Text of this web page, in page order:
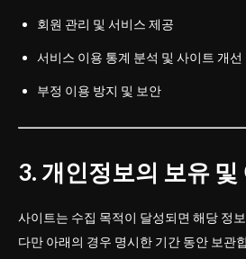
회원 관리 및 서비스 제공
서비스 이용 통계 분석 및 사이트 개선
부정 이용 방지 및 보안
3. 개인정보의 보유 및
사이트는 수집 목적이 달성되면 해당 정
다만 아래의 경우 명시한 기간 동안 보관